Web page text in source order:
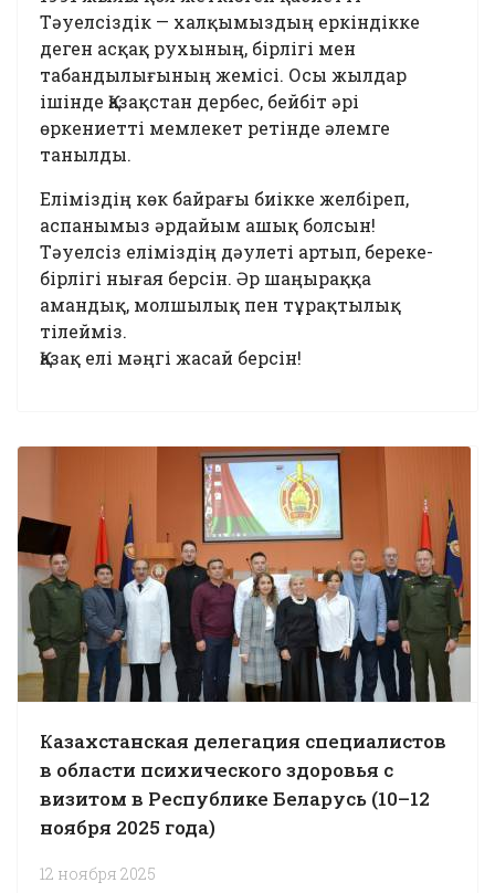
Тәуелсіздік — халқымыздың еркіндікке
деген асқақ рухының, бірлігі мен
табандылығының жемісі. Осы жылдар
ішінде Қазақстан дербес, бейбіт әрі
өркениетті мемлекет ретінде әлемге
танылды.
Еліміздің көк байрағы биікке желбіреп,
аспанымыз әрдайым ашық болсын!
Тәуелсіз еліміздің дәулеті артып, береке-
бірлігі нығая берсін. Әр шаңыраққа
амандық, молшылық пен тұрақтылық
тілейміз.
Қазақ елі мәңгі жасай берсін!
Казахстанская делегация специалистов
в области психического здоровья с
визитом в Республике Беларусь (10–12
ноября 2025 года)
12 ноября 2025